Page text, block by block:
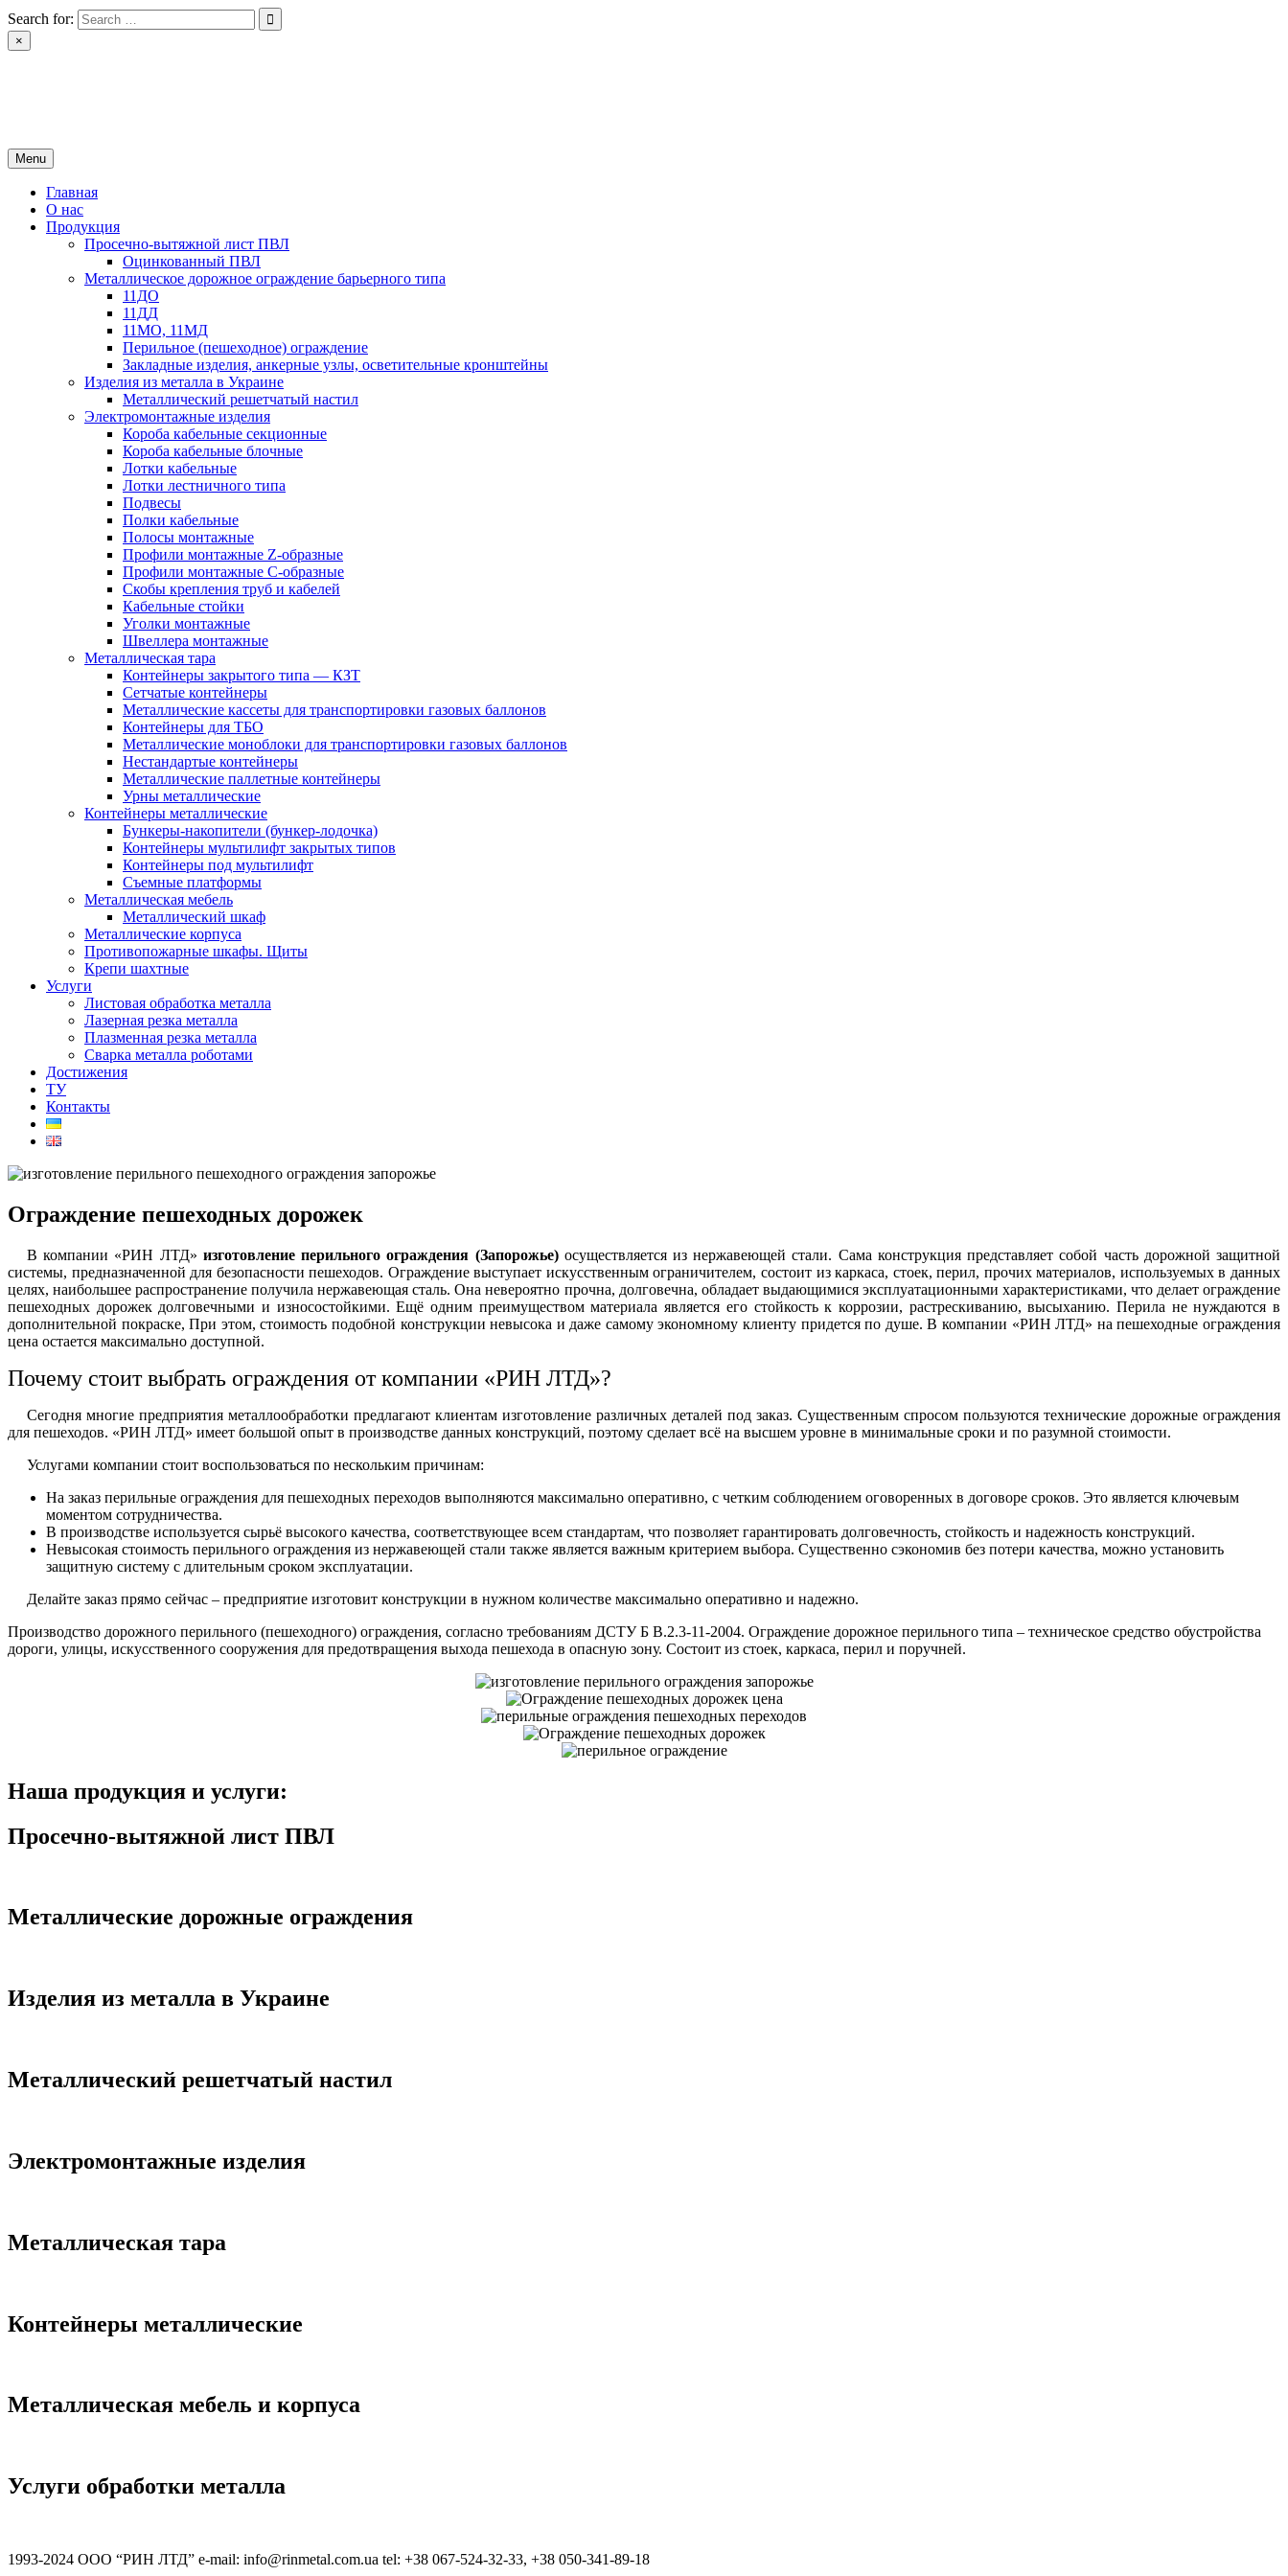
Skip
to
content
Search for:
×
Menu
Главная
О нас
Продукция
Просечно-вытяжной лист ПВЛ
Оцинкованный ПВЛ
Металлическое дорожное ограждение барьерного типа
11ДО
11ДД
11МО, 11МД
Перильное (пешеходное) ограждение
Закладные изделия, анкерные узлы, осветительные кронштейны
Изделия из металла в Украине
Металлический решетчатый настил
Электромонтажные изделия
Короба кабельные секционные
Короба кабельные блочные
Лотки кабельные
Лотки лестничного типа
Подвесы
Полки кабельные
Полосы монтажные
Профили монтажные Z-образные
Профили монтажные С-образные
Скобы крепления труб и кабелей
Кабельные стойки
Уголки монтажные
Швеллера монтажные
Металлическая тара
Контейнеры закрытого типа — КЗТ
Сетчатые контейнеры
Металлические кассеты для транспортировки газовых баллонов
Контейнеры для ТБО
Металлические моноблоки для транспортировки газовых баллонов
Нестандартые контейнеры
Металлические паллетные контейнеры
Урны металлические
Контейнеры металлические
Бункеры-накопители (бункер-лодочка)
Контейнеры мультилифт закрытых типов
Контейнеры под мультилифт
Съемные платформы
Металлическая мебель
Металлический шкаф
Металлические корпуса
Противопожарные шкафы. Щиты
Крепи шахтные
Услуги
Листовая обработка металла
Лазерная резка металла
Плазменная резка металла
Сварка металла роботами
Достижения
ТУ
Контакты
Ограждение пешеходных дорожек
В компании «РИН ЛТД» изготовление перильного ограждения (Запорожье)осуществляется из нержавеющей стали. Сама конструкция представляет собой часть дорожной защитной
системы, предназначенной для безопасности пешеходов. Ограждение выступает искусственным ограничителем, состоит из каркаса, стоек, перил, прочих материалов, используемых в данных
целях, наибольшее распространение получила нержавеющая сталь. Она невероятно прочна, долговечна, обладает выдающимися эксплуатационными характеристиками, что делает ограждение
пешеходных дорожекдолговечными и износостойкими. Ещё одним преимуществом материала является его стойкость к коррозии, растрескиванию, высыханию. Перила не нуждаются в
дополнительной покраске, При этом, стоимость подобной конструкции невысока и даже самому экономному клиенту придется по душе. В компании «РИН ЛТД» напешеходные ограждения
цена остается максимально доступной.
Почему стоит выбрать ограждения от компании «РИН ЛТД»?
Сегодня многие предприятия металлообработки предлагают клиентам изготовление различных деталей под заказ. Существенным спросом пользуются технические дорожные ограждения
для пешеходов. «РИН ЛТД» имеет большой опыт в производстве данных конструкций, поэтому сделает всё на высшем уровне в минимальные сроки и по разумной стоимости.
Услугами компании стоит воспользоваться по нескольким причинам:
На заказ перильные ограждения для пешеходных переходов выполняются максимально оперативно, с четким соблюдением оговоренных в договоре сроков. Это является ключевым
моментом сотрудничества.
В производстве используется сырьё высокого качества, соответствующее всем стандартам, что позволяет гарантировать долговечность, стойкость и надежность конструкций.
Невысокая стоимость перильного ограждения из нержавеющей стали также является важным критерием выбора. Существенно сэкономив без потери качества, можно установить
защитную систему с длительным сроком эксплуатации.
Делайте заказ прямо сейчас – предприятие изготовит конструкции в нужном количестве максимально оперативно и надежно.
Производство дорожного перильного (пешеходного) ограждения, согласно требованиям ДСТУ Б В.2.3-11-2004. Ограждение дорожное перильного типа – техническое средство обустройства
дороги, улицы, искусственного сооружения для предотвращения выхода пешехода в опасную зону. Состоит из стоек, каркаса, перил и поручней.
Наша продукция и услуги:
Просечно-вытяжной лист ПВЛ
Металлические дорожные ограждения
Изделия из металла в Украине
Металлический решетчатый настил
Электромонтажные изделия
Металлическая тара
Контейнеры металлические
Металлическая мебель и корпуса
Услуги обработки металла
1993-2024 ООО “РИН ЛТД” e-mail: info@rinmetal.com.ua tel: +38 067-524-32-33, +38 050-341-89-18